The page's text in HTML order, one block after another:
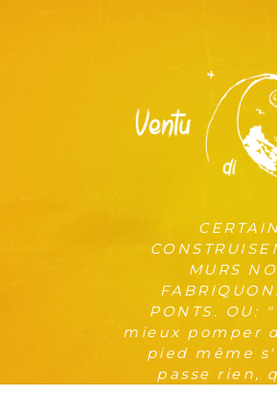
MURS
PONTS. OU:
mieux pomper
pied même
passe rien,